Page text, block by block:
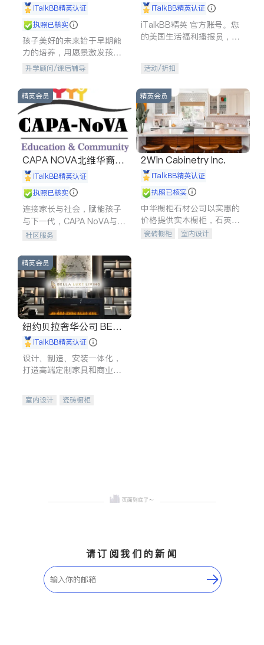
iTalkBB精英认证
执照已核实
孩子美好的未来始于早期能
力的培养，用愿景激发孩子
的学习潜力和动力。理念：
石。
升学顾问/课后辅导
iTalkBB精英认证
iTalkBB精英 官方账号。您
的美国生活福利播报员，精
专属福利。
活动/折扣
精英会员
CAPA NOVA北维华裔家
长会iTalkBB精英认证
执照已核实
连接家长与社会，赋能孩子
与下一代，CAPA NoVA与您
携手建设包容、公平、充满
社区服务
精英会员
2Win Cabinetry Inc.
iTalkBB精英认证
执照已核实
中华橱柜石材公司以实惠的
价格提供实木橱柜，石英石
台面，多种优质不锈钢水
瓷砖橱柜
室内设计
精英会员
纽约贝拉奢华公司 BELL
A LUXE
iTalkBB精英认证
设计、制造、安装一体化，
打造高端定制家具和商业空
室内设计
瓷砖橱柜
请订阅我们的新闻